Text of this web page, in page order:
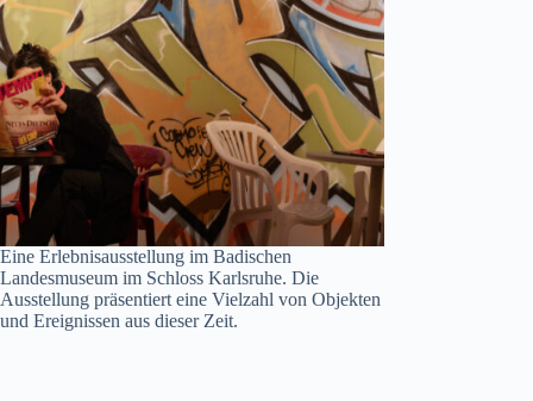
Eine Erlebnisausstellung im Badischen
Landesmuseum im Schloss Karlsruhe. Die
Ausstellung präsentiert eine Vielzahl von Objekten
und Ereignissen aus dieser Zeit.